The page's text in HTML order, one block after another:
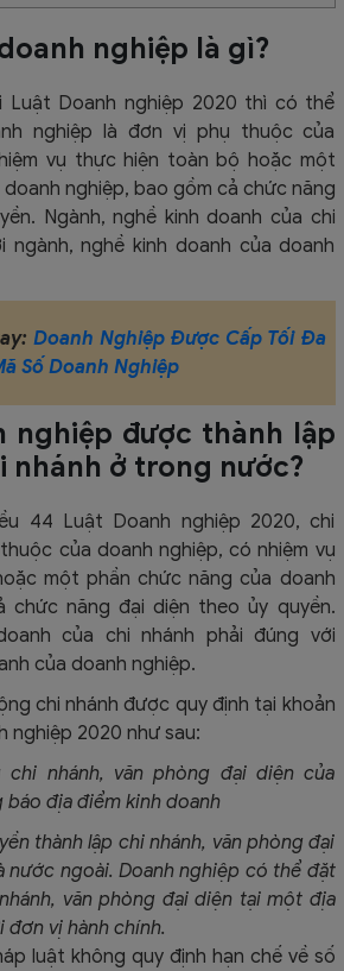
nghiệp là gì?
Luật Doanh nghiệp 2020 thì có thể
nghiệp là đơn vị phụ thuộc của
vụ thực hiện toàn bộ hoặc một
nghiệp, bao gồm cả chức năng
Ngành, nghề kinh doanh của chi
ngành, nghề kinh doanh của doanh
Doanh Nghiệp Được Cấp Tối Đa
Số Doanh Nghiệp
nghiệp được thành lập
nhánh ở trong nước?
44 Luật Doanh nghiệp 2020, chi
của doanh nghiệp, có nhiệm vụ
một phần chức năng của doanh
chức năng đại diện theo ủy quyền.
của chi nhánh phải đúng với
của doanh nghiệp.
chi nhánh được quy định tại khoản
nghiệp 2020 như sau:
nhánh, văn phòng đại diện của
địa điểm kinh doanh
thành lập chi nhánh, văn phòng đại
nước ngoài. Doanh nghiệp có thể đặt
văn phòng đại diện tại một địa
vị hành chính.
luật không quy định hạn chế về số